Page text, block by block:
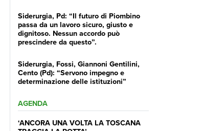
Siderurgia, Pd: “Il futuro di Piombino
passa da un lavoro sicuro, giusto e
dignitoso. Nessun accordo può
prescindere da questo”.
Siderurgia, Fossi, Giannoni Gentilini,
Cento (Pd): “Servono impegno e
determinazione delle istituzioni”
AGENDA
‘ANCORA UNA VOLTA LA TOSCANA